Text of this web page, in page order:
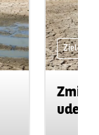
Zielone